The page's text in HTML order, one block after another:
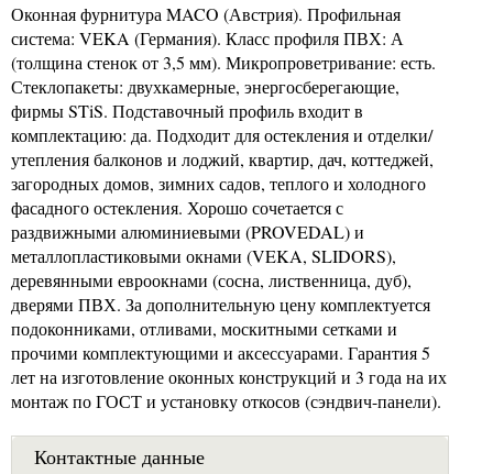
Оконная фурнитура MACO (Австрия). Профильная
система: VEKA (Германия). Класс профиля ПВХ: А
(толщина стенок от 3,5 мм). Микропроветривание: есть.
Стеклопакеты: двухкамерные, энергосберегающие,
фирмы STiS. Подставочный профиль входит в
комплектацию: да. Подходит для остекления и отделки/
утепления балконов и лоджий, квартир, дач, коттеджей,
загородных домов, зимних садов, теплого и холодного
фасадного остекления. Хорошо сочетается с
раздвижными алюминиевыми (PROVEDAL) и
металлопластиковыми окнами (VEKA, SLIDORS),
деревянными евроокнами (сосна, лиственница, дуб),
дверями ПВХ. За дополнительную цену комплектуется
подоконниками, отливами, москитными сетками и
прочими комплектующими и аксессуарами. Гарантия 5
лет на изготовление оконных конструкций и 3 года на их
монтаж по ГОСТ и установку откосов (сэндвич-панели).
Контактные данные